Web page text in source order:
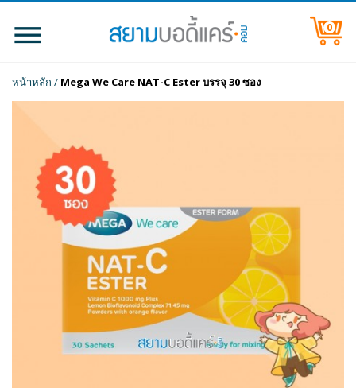
0
หน้าหลัก / Mega We Care NAT-C Ester บรรจุ 30 ซอง